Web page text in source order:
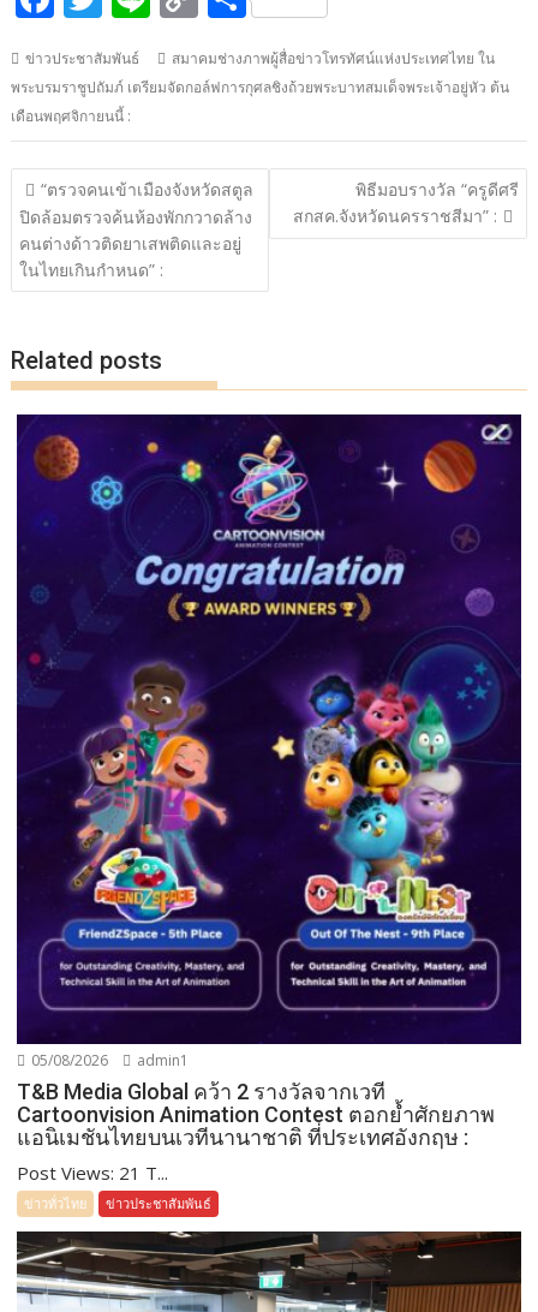
e
b
o
o
k
itt
er
e p
Li
n
k
ar
e
ข่าวประชาสัมพันธ์
สมาคมช่างภาพผู้สื่อข่าวโทรทัศน์แห่งประเทศไทย ใน
พระบรมราชูปถัมภ์ เตรียมจัดกอล์ฟการกุศลชิงถ้วยพระบาทสมเด็จพระเจ้าอยู่หัว ต้น
เดือนพฤศจิกายนนี้ :
แนะแนว
เรื่อง
“ตรวจคนเข้าเมืองจังหวัดสตูล
ปิดล้อมตรวจค้นห้องพักกวาดล้าง
คนต่างด้าวติดยาเสพติดและอยู่
ในไทยเกินกำหนด” :
พิธีมอบรางวัล “ครูดีศรี
สกสค.จังหวัดนครราชสีมา” :
Related posts
05/08/2026 admin1
T&B Media Global คว้า 2 รางวัลจากเวที
Cartoonvision Animation Contest ตอกย้ำศักยภาพ
แอนิเมชันไทยบนเวทีนานาชาติ ที่ประเทศอังกฤษ :
Post Views: 21 T...
ข่าวทั่วไทย ข่าวประชาสัมพันธ์